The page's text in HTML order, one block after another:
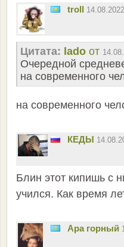
troll
Цитата: lado от
Очередной
на современного
на современного
КЕДЫ
Блин этот кипишь с
учился. Как время
Ара горный